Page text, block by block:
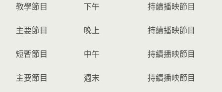
教學節目
下午 持續播映節目
主要節目 晚上 持續播映節目
短暫節目 中午 持續播映節目
主要節目 週末 持續播映節目